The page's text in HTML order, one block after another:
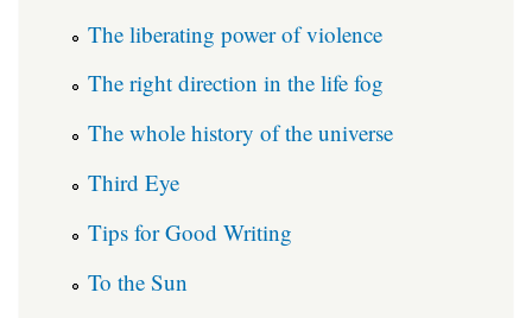
The liberating power of violence
The right direction in the life fog
The whole history of the universe
Third Eye
Tips for Good Writing
To the Sun